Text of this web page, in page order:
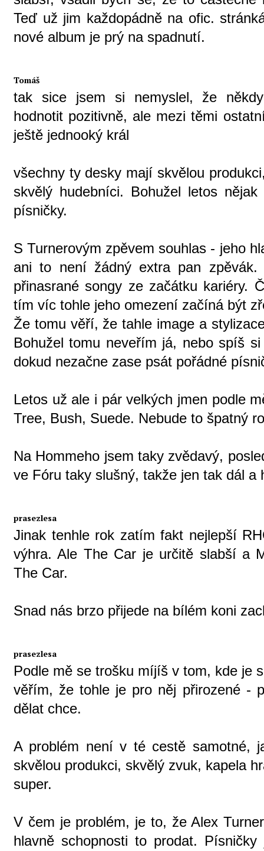
Teď už jim každopádně na ofic.
nové album je prý na spadnutí.
Tomáš
tak sice jsem si nemyslel, že
hodnotit pozitivně, ale mezi těmi
ještě jednooký král
všechny ty desky mají skvělou
skvělý hudebníci. Bohužel letos
písničky.
S Turnerovým zpěvem souhlas - jeho
ani to není žádný extra pan
přinasrané songy ze začátku kariéry.
tím víc tohle jeho omezení začíná být
Že tomu věří, že tahle image a
Bohužel tomu neveřím já, nebo spíš
dokud nezačne zase psát pořádné
Letos už ale i pár velkých jmen podle
Tree, Bush, Suede. Nebude to špatný
Na Hommeho jsem taky zvědavý,
ve Fóru taky slušný, takže jen tak dál a
prasezlesa
Jinak tenhle rok zatím fakt nejlepší
výhra. Ale The Car je určitě slabší a
The Car.
Snad nás brzo přijede na bílém koni
prasezlesa
Podle mě se trošku míjíš v tom, kde je
věřím, že tohle je pro něj přirozené -
dělat chce.
A problém není v té cestě samotné,
skvělou produkci, skvělý zvuk, kapela
super.
V čem je problém, je to, že Alex
hlavně schopnosti to prodat.